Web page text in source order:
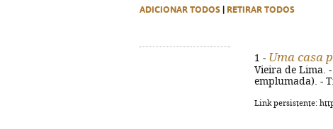
ADICIONAR TODOS RETIRAR TODOS
1 - Uma casa
Vieira de Lima. -
emplumada). -
Link persistente: